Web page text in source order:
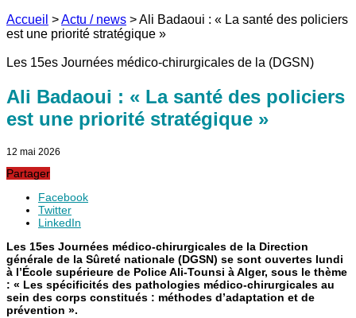
Accueil >Actu / news >Ali Badaoui : « La santé des policiers
est une priorité stratégique »
Les 15es Journées médico-chirurgicales de la (DGSN)
Ali Badaoui : « La santé des policiers
est une priorité stratégique »
12 mai 2026
Partager
Facebook
Twitter
LinkedIn
Les 15es Journées médico-chirurgicales de la Direction
générale de la Sûreté nationale (DGSN) se sont ouvertes lundi
à l’École supérieure de Police Ali-Tounsi à Alger, sous le thème
: « Les spécificités des pathologies médico-chirurgicales au
sein des corps constitués : méthodes d’adaptation et de
prévention ».